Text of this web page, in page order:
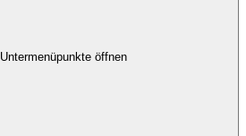
Untermenüpunkte öffnen